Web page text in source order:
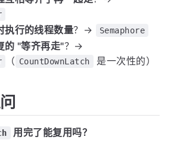
执行的线程数量？→ Semaphore
的 "等齐再走"？→
（ CountDownLatch 是一次性的）
用完了能复用吗？